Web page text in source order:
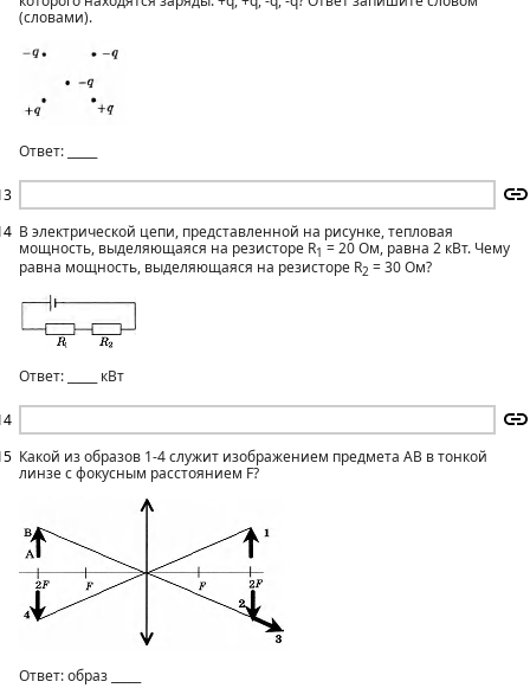
(словами).
Ответ: _____
В электрической цепи, представленной на рисунке, тепловая
мощность, выделяющаяся на резисторе R1 = 20 Ом, равна 2 кВт. Чему
равна мощность, выделяющаяся на резисторе R2 = 30 Ом?
Ответ: _____ кВт
Какой из образов 1-4 служит изображением предмета АВ в тонкой
линзе с фокусным расстоянием F?
Ответ: образ _____